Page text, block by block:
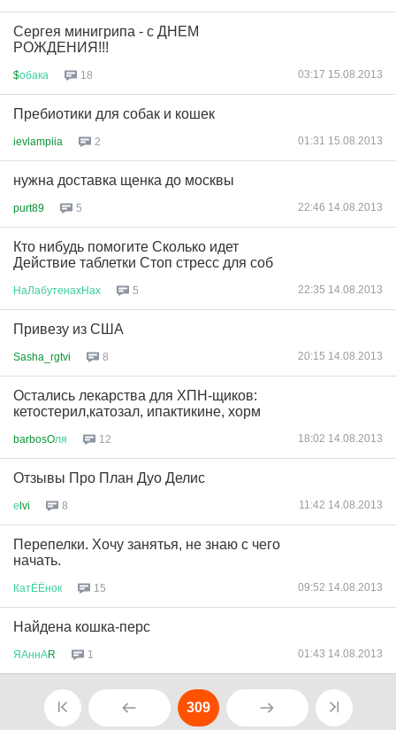
Сергея минигрипа - с ДНЕМ
РОЖДЕНИЯ!!!
$обака 18 03:17 15.08.2013
Пребиотики для собак и кошек
ievlampiia 2 01:31 15.08.2013
нужна доставка щенка до москвы
purt89 5 22:46 14.08.2013
Кто нибудь помогите Сколько идет
Действие таблетки Стоп стресс для соб
НаЛабутенахНах 5 22:35 14.08.2013
Привезу из США
Sasha_rgtvi 8 20:15 14.08.2013
Остались лекарства для ХПН-щиков:
кетостерил,катозал, ипактикине, хорм
barbosOля 12 18:02 14.08.2013
Отзывы Про План Дуо Делис
еlvi 8 11:42 14.08.2013
Перепелки. Хочу занятья, не знаю с чего
начать.
КатЁЁнок 15 09:52 14.08.2013
Найдена кошка-перс
ЯАннАR 1 01:43 14.08.2013
309